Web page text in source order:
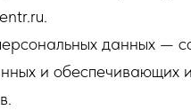
данных —
и обеспечивающих